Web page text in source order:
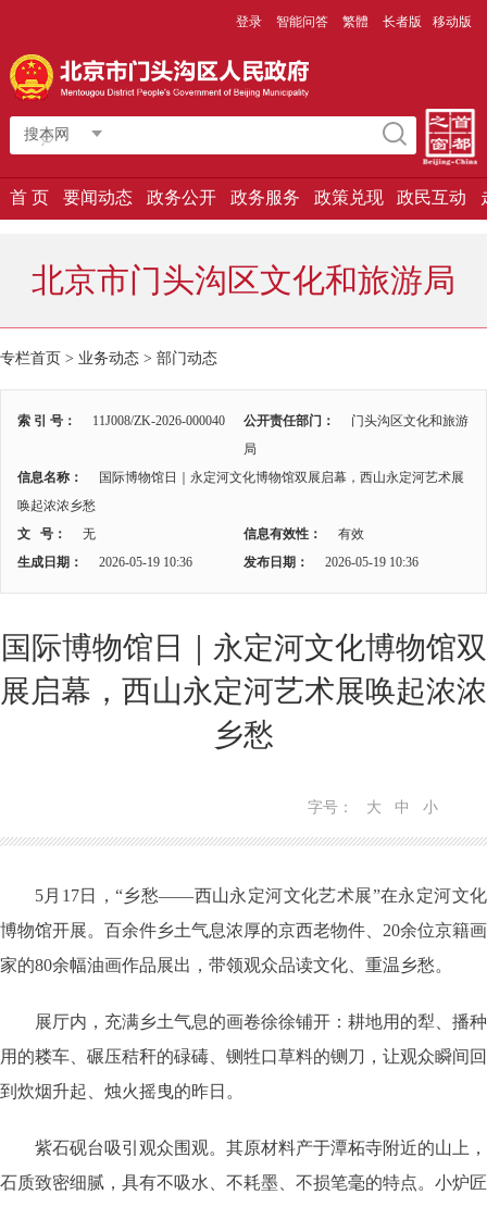
登录 智能问答 繁體 长者版 移动版
搜本网
首 页 要闻动态 政务公开 政务服务 政策兑现 政民互动
北京市门头沟区文化和旅游局
专栏首页 > 业务动态 > 部门动态
索 引 号： 11J008/ZK-2026-000040 公开责任部门：
门头沟区文化和旅游
局
信息名称：
国际博物馆日｜永定河文化博物馆双展启幕，西山永定河艺术展
唤起浓浓乡愁
文 号：
无 信息有效性：
有效
生成日期：
2026-05-19 10:36 发布日期： 2026-05-19 10:36
国际博物馆日｜永定河文化博物馆双
展启幕，西山永定河艺术展唤起浓浓
乡愁
字号： 大 中 小
5月17日，“乡愁——西山永定河文化艺术展”在永定河文化
博物馆开展。百余件乡土气息浓厚的京西老物件、20余位京籍画
家的80余幅油画作品展出，带领观众品读文化、重温乡愁。
展厅内，充满乡土气息的画卷徐徐铺开：耕地用的犁、播种
用的耧车、碾压秸秆的碌碡、铡牲口草料的铡刀，让观众瞬间回
到炊烟升起、烛火摇曳的昨日。
紫石砚台吸引观众围观。其原材料产于潭柘寺附近的山上，
石质致密细腻，具有不吸水、不耗墨、不损笔毫的特点。小炉匠